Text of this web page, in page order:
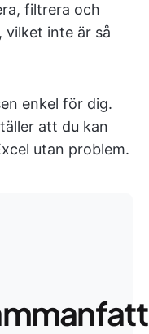
filtrera och
vilket inte är så
enkel för dig.
att du kan
utan problem.